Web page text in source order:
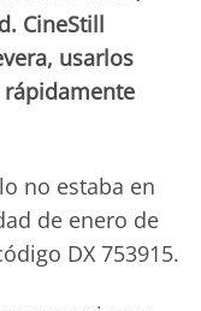
CineStill
usarlos
rápidamente
no estaba en
de enero de
DX 753915.